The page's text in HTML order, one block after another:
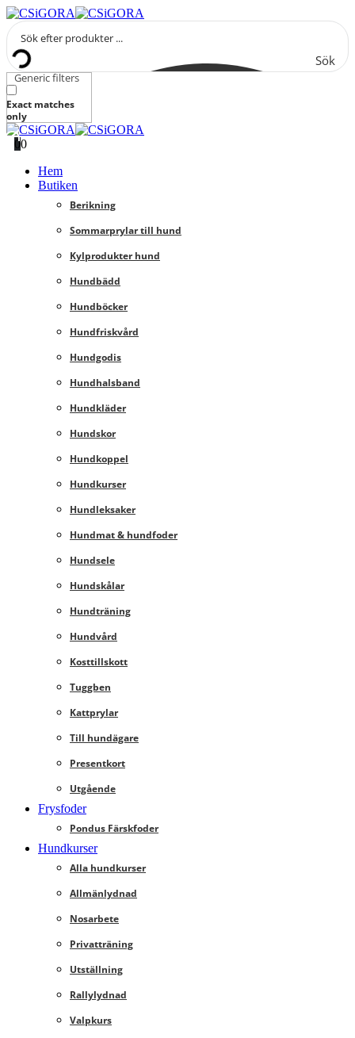
Sök
Generic filters
Exact matches
only
00
Hem
Butiken
Berikning
Sommarprylar till hund
Kylprodukter hund
Hundbädd
Hundböcker
Hundfriskvård
Hundgodis
Hundhalsband
Hundkläder
Hundskor
Hundkoppel
Hundkurser
Hundleksaker
Hundmat & hundfoder
Hundsele
Hundskålar
Hundträning
Hundvård
Kosttillskott
Tuggben
Kattprylar
Till hundägare
Presentkort
Utgående
Frysfoder
Pondus Färskfoder
Hundkurser
Alla hundkurser
Allmänlydnad
Nosarbete
Privatträning
Utställning
Rallylydnad
Valpkurs